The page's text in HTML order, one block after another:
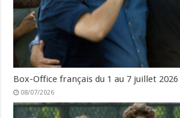
Box-Office français du 1 au 7 juillet 2026
08/07/2026